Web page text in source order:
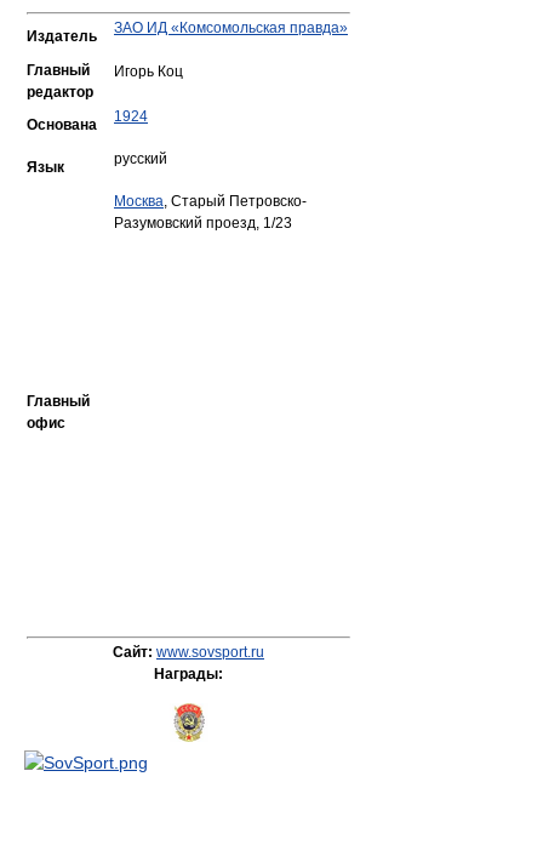
Издатель ЗАО ИД «Комсомольская правда»
Главный
редактор
Игорь Коц
Основана 1924
Язык русский
Главный
офис
Москва, Старый Петровско-
Разумовский проезд, 1/23
Сайт: www.sovsport.ru
Награды: